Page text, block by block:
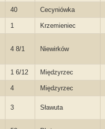
40 Cecyniówka
1 Krzemieniec
4 8/1 Niewirków
1 6/12 Międzyrzec
4 Międzyrzec
3 Sławuta